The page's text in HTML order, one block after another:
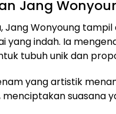
Jang
Jang Wonyoung
yang indah. Ia
tubuh unik dan
yang artistik
suasana